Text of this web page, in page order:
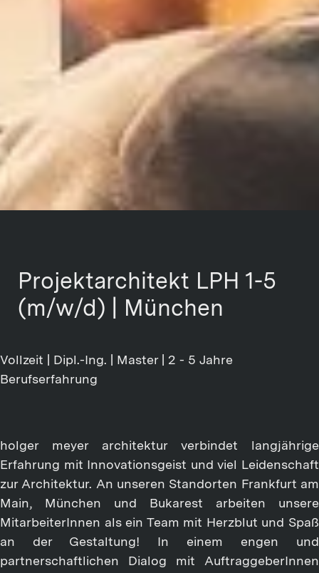
Projektarchitekt LPH 1-5
(m/w/d) | München
Vollzeit | Dipl.-Ing. | Master | 2 - 5 Jahre
Berufserfahrung
holger meyer architektur verbindet langjährige
Erfahrung mit Innovationsgeist und viel Leidenschaft
zur Architektur. An unseren Standorten Frankfurt am
Main, München und Bukarest arbeiten unsere
MitarbeiterInnen als ein Team mit Herzblut und Spaß
an der Gestaltung! In einem engen und
partnerschaftlichen Dialog mit AuftraggeberInnen